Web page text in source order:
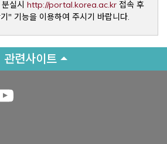
실시 http://portal.korea.ac.krOpens a
접속 후
" 기능을 이용하여 주시기 바랍니다.
관련사이트
window
a new window